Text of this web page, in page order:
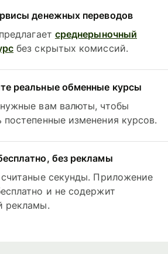
денежных переводов
среднерыночный
без скрытых комиссий.
реальные обменные курсы
вам валюты, чтобы
постепенные изменения курсов.
без рекламы
считаные секунды. Приложение
и не содержит
рекламы.